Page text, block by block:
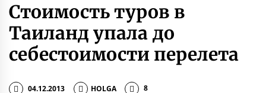
Стоимость туров в
Таиланд упала до
себестоимости перелета
04.12.2013 HOLGA 8